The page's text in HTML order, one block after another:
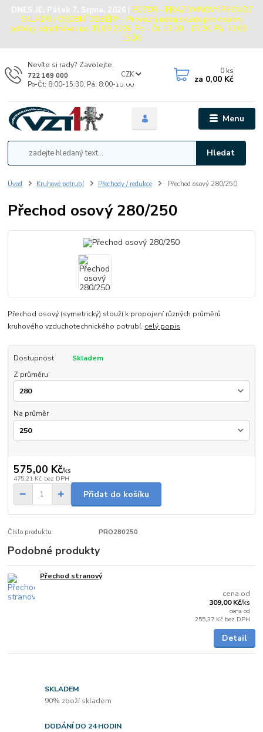
DNES JE: Pátek 7. Srpna, 2026 | POZOR - PRÁZDNINOVÝ PROVOZ
SKLADU / OSOBNÍ ODBĚRY - Provozní doba skladu pro osobní
odběry objednávek do 31.08.2026: Po - Čt: 13:00 - 15:30, Pá: 13:00 -
15:00
Menu
CZK
Hledat
Nevíte si rady? Zavolejte.
722 169 000
Po-Čt: 8:00-15:30, Pá: 8:00-15:00
0 ks
za 0,00 Kč
Úvod Kruhové potrubí Přechody / redukce Přechod osový 280/250
Přechod osový 280/250
Přechod osový (symetrický) slouží k propojení různých průměrů
kruhového vzduchotechnického potrubí. celý popis
Dostupnost
Skladem
Z průměru
Na průměr
575,00 Kč/ks
475,21 Kč bez DPH
Přidat do košíku
Číslo produktu: PRO280250
Podobné produkty
Přechod stranový
cena od
309,00 Kč/ks
cena od
255,37 Kč bez DPH
Detail
SKLADEM
90% zboží skladem
DODÁNÍ DO 24 HODIN